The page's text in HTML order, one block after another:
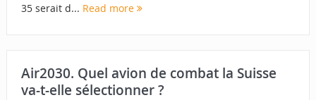
35 serait d... Read more
Air2030. Quel avion de combat la Suisse
va-t-elle sélectionner ?